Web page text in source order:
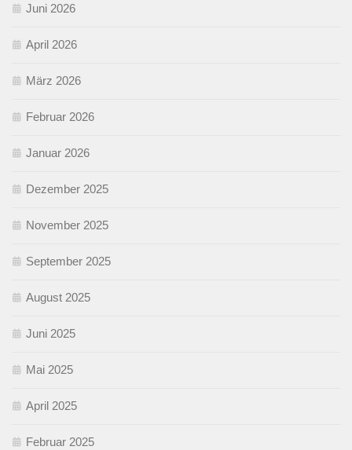
Juni 2026
April 2026
März 2026
Februar 2026
Januar 2026
Dezember 2025
November 2025
September 2025
August 2025
Juni 2025
Mai 2025
April 2025
Februar 2025